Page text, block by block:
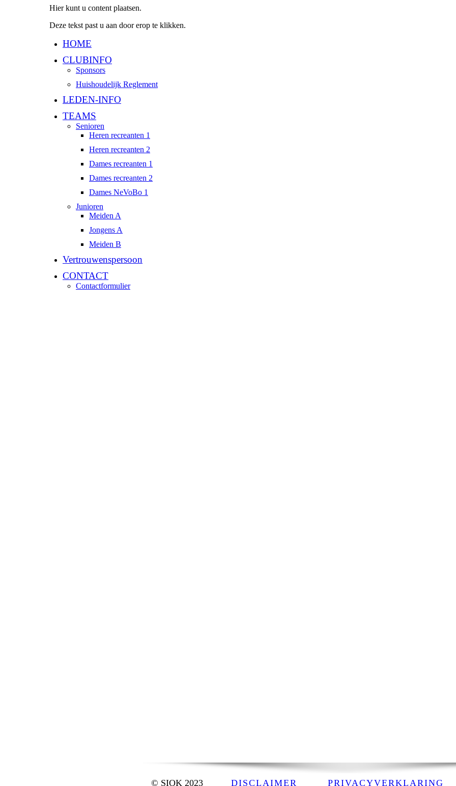
Hier kunt u content plaatsen.
Deze tekst past u aan door erop te klikken.
HOME
CLUBINFO
Sponsors
Huishoudelijk Reglement
LEDEN-INFO
TEAMS
Senioren
Heren recreanten 1
Heren recreanten 2
Dames recreanten 1
Dames recreanten 2
Dames NeVoBo 1
Junioren
Meiden A
Jongens A
Meiden B
Vertrouwenspersoon
CONTACT
Contactformulier
© SIOK 2023 DISCLAIMER PRIVACYVERKLARING